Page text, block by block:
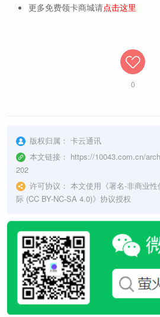
更多免费领卡商城请点击这里
0
版权归属： 卡云通讯
本文链接： https://10043.com.cn/
202
许可协议： 本文使用《署名-非商业
际 (CC BY-NC-SA 4.0)》协议授权